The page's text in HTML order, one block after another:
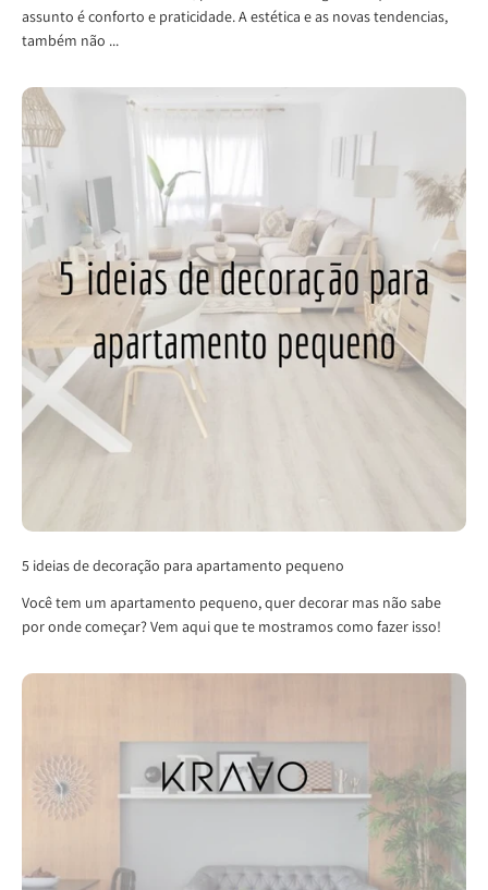
assunto é conforto e praticidade. A estética e as novas tendencias,
também não ...
5 ideias de decoração para apartamento pequeno
Você tem um apartamento pequeno, quer decorar mas não sabe
por onde começar? Vem aqui que te mostramos como fazer isso!